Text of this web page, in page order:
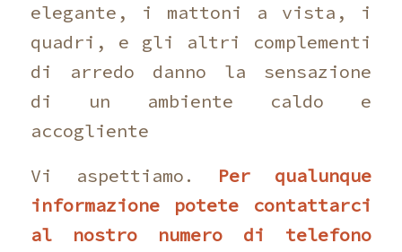
elegante, i mattoni a vista, i
quadri, e gli altri complementi
di arredo danno la sensazione
di un ambiente caldo e
accogliente
Vi aspettiamo. Per qualunque
informazione potete contattarci
al nostro numero di telefono